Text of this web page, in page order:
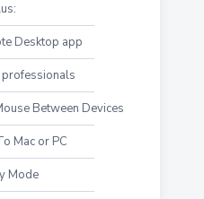
Desktop app
Between Devices
Mac or PC
Mode